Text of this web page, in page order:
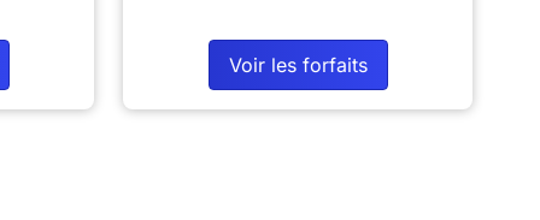
Voir les forfaits